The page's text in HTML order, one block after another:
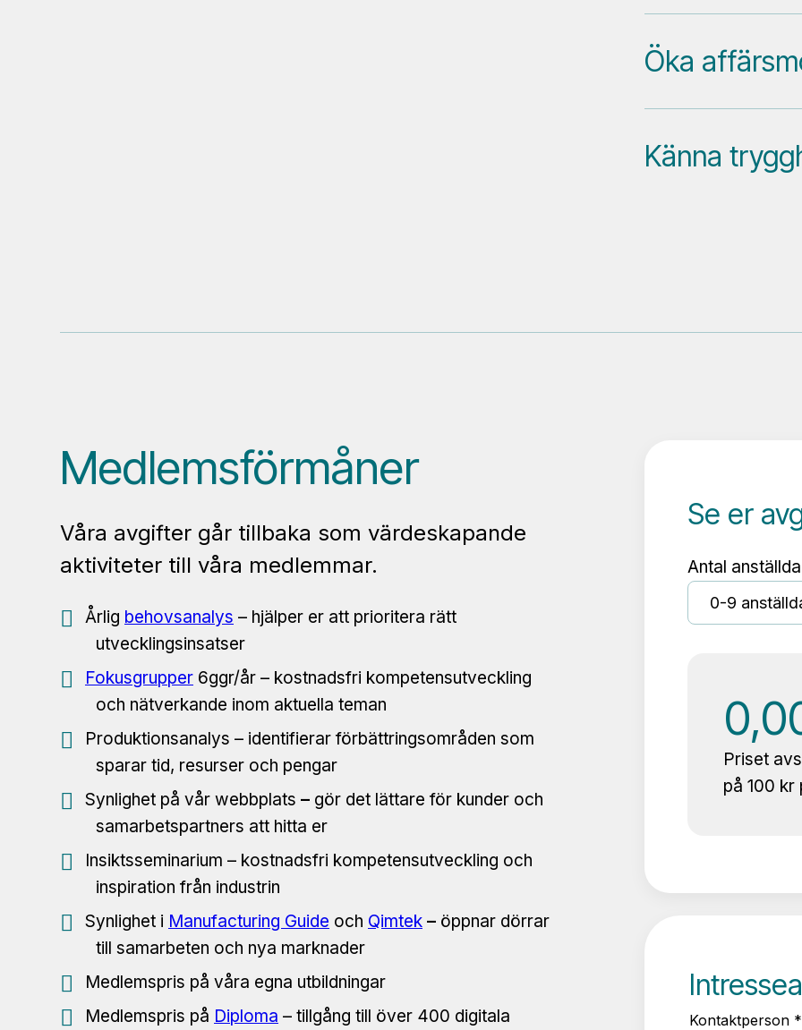
Öka
Känna
Medlemsförmåner
Våra avgifter går tillbaka som värdeskapande
aktiviteter till våra medlemmar.
Årlig behovsanalys – hjälper er att prioritera rätt
utvecklingsinsatser
Fokusgrupper 6ggr/år – kostnadsfri kompetensutveckling
och nätverkande inom aktuella teman
Produktionsanalys – identifierar förbättringsområden som
sparar tid, resurser och pengar
Synlighet på vår webbplats – gör det lättare för kunder och
samarbetspartners att hitta er
Insiktsseminarium – kostnadsfri kompetensutveckling och
inspiration från industrin
Synlighet i Manufacturing Guide och Qimtek – öppnar dörrar
till samarbeten och nya marknader
Medlemspris på våra egna utbildningar
Medlemspris på Diploma – tillgång till över 400 digitala
Se er
Antal anställda
Pris
per
år
för
Priset
på 100 kr
Kontaktperson *